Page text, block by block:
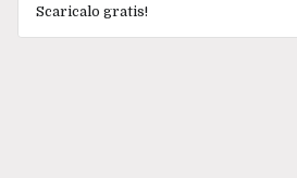
Scaricalo gratis!